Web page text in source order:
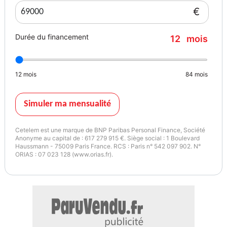
Airbag latéral arrière
Direction assistée plus (dépendante de la vitesse)
Pack Sport Chrono (Systèmes d'assistance à la conduite : contrôle
à la conduite : sélection du profil de conduite)
Système de suivi des véhicules Plus (PVTS Plus)
isolant thermique et acoustique
Direction à quatre roues
L'airbag passager peut être désactivé.
Airbag côté conducteur/passager
programme de stabilisation des remorques
Système de freinage antiblocage (ABS)
Système antipatinage (ASR)
Type de transmission : Transmission intégrale
€
Durée du financement 12 mois
12 mois 84 mois
Simuler ma mensualité
Cetelem est une marque de BNP Paribas Personal Finance, Société
Anonyme au capital de : 617 279 915 €. Siège social : 1 Boulevard
Haussmann - 75009 Paris France. RCS : Paris n° 542 097 902. N°
ORIAS : 07 023 128 (www.orias.fr).